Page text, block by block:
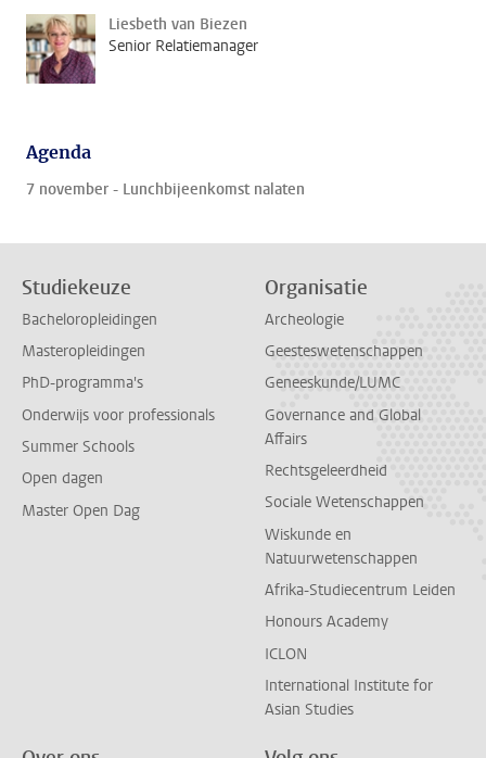
Liesbeth van Biezen
Senior Relatiemanager
Agenda
7 november - Lunchbijeenkomst nalaten
Studiekeuze
Bacheloropleidingen
Masteropleidingen
PhD-programma's
Onderwijs voor professionals
Summer Schools
Open dagen
Master Open Dag
Organisatie
Archeologie
Geesteswetenschappen
Geneeskunde/LUMC
Governance and Global
Affairs
Rechtsgeleerdheid
Sociale Wetenschappen
Wiskunde en
Natuurwetenschappen
Afrika-Studiecentrum Leiden
Honours Academy
ICLON
International Institute for
Asian Studies